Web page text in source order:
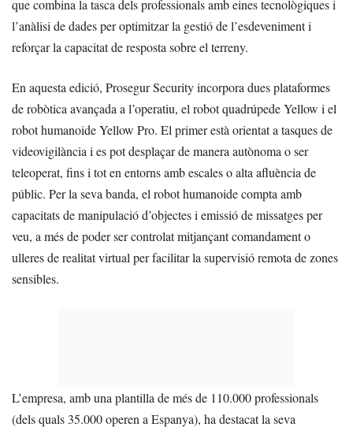
que combina la tasca dels professionals amb eines tecnològiques i
l’anàlisi de dades per optimitzar la gestió de l’esdeveniment i
reforçar la capacitat de resposta sobre el terreny.
En aquesta edició, Prosegur Security incorpora dues plataformes
de robòtica avançada a l’operatiu, el robot quadrúpede Yellow i el
robot humanoide Yellow Pro. El primer està orientat a tasques de
videovigilància i es pot desplaçar de manera autònoma o ser
teleoperat, fins i tot en entorns amb escales o alta afluència de
públic. Per la seva banda, el robot humanoide compta amb
capacitats de manipulació d’objectes i emissió de missatges per
veu, a més de poder ser controlat mitjançant comandament o
ulleres de realitat virtual per facilitar la supervisió remota de zones
sensibles.
L’empresa, amb una plantilla de més de 110.000 professionals
(dels quals 35.000 operen a Espanya), ha destacat la seva